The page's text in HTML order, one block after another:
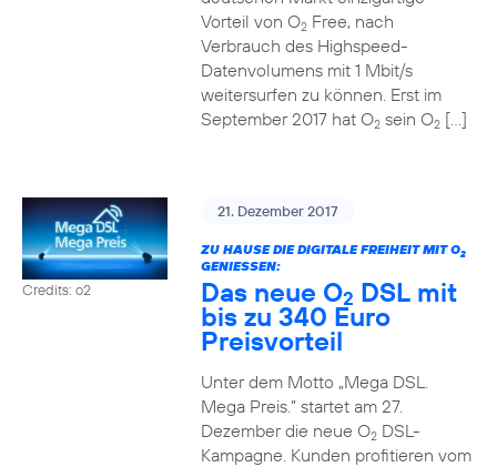
Vorteil von O2Free, nach
Verbrauch des Highspeed-
Datenvolumens mit 1 Mbit/s
weitersurfen zu können. Erst im
September 2017 hat O2sein O2[…]
Credits: o2
21. Dezember 2017
ZU HAUSE DIE DIGITALE FREIHEIT MIT O2
GENIESSEN:
Das neue O2 DSL mit
bis zu 340 Euro
Preisvorteil
Unter dem Motto „Mega DSL.
Mega Preis.” startet am 27.
Dezember die neue O2DSL-
Kampagne. Kunden profitieren vom